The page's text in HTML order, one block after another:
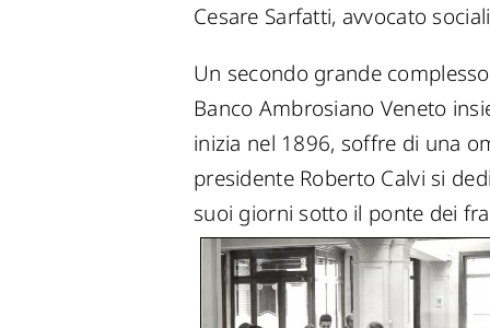
Cesare Sarfatti, avvocato
Un secondo grande
Banco Ambrosiano Veneto
inizia nel 1896, soffre di una
presidente Roberto Calvi si
suoi giorni sotto il ponte dei